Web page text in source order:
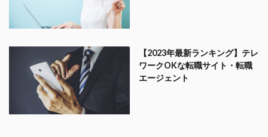
【2023年最新ランキング】テレ
ワークOKな転職サイト・転職
エージェント